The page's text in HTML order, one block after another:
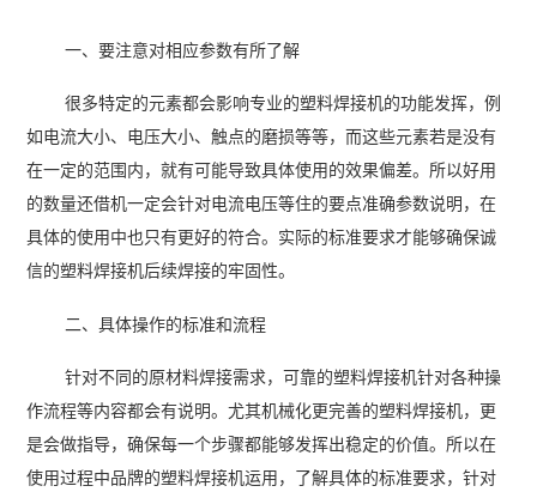
一、要注意对相应参数有所了解
很多特定的元素都会影响专业的塑料焊接机的功能发挥，例
如电流大小、电压大小、触点的磨损等等，而这些元素若是没有
在一定的范围内，就有可能导致具体使用的效果偏差。所以好用
的数量还借机一定会针对电流电压等住的要点准确参数说明，在
具体的使用中也只有更好的符合。实际的标准要求才能够确保诚
信的塑料焊接机后续焊接的牢固性。
二、具体操作的标准和流程
针对不同的原材料焊接需求，可靠的塑料焊接机针对各种操
作流程等内容都会有说明。尤其机械化更完善的塑料焊接机，更
是会做指导，确保每一个步骤都能够发挥出稳定的价值。所以在
使用过程中品牌的塑料焊接机运用，了解具体的标准要求，针对